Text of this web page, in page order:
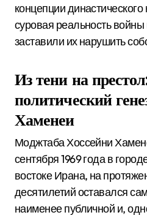
концепции
суровая реальность войны
заставили их нарушить
Из тени на
политический
Хаменеи
Моджтаба Хоссейни
сентября 1969 года в
востоке Ирана, на
десятилетий оставался
наименее публичной и,